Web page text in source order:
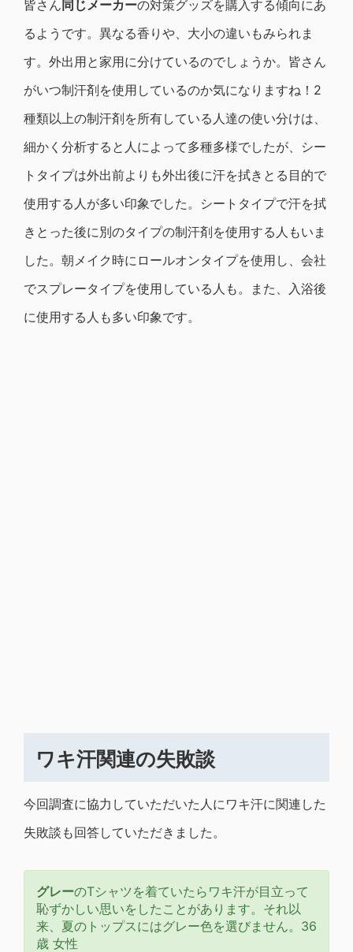
皆さん 同じメーカーの対策グッズを購入する傾向にあ
るようです。異なる香りや、大小の違いもみられま
す。外出用と家用に分けているのでしょうか。皆さん
がいつ制汗剤を使用しているのか気になりますね！2
種類以上の制汗剤を所有している人達の使い分けは、
細かく分析すると人によって多種多様でしたが、シー
トタイプは外出前よりも外出後に汗を拭きとる目的で
使用する人が多い印象でした。シートタイプで汗を拭
きとった後に別のタイプの制汗剤を使用する人もいま
した。朝メイク時にロールオンタイプを使用し、会社
でスプレータイプを使用している人も。また、入浴後
に使用する人も多い印象です。
ワキ汗関連の失敗談
今回調査に協力していただいた人にワキ汗に関連した
失敗談も回答していただきました。
グレーのTシャツを着ていたらワキ汗が目立って
恥ずかしい思いをしたことがあります。それ以
来、夏のトップスにはグレー色を選びません。36
歳 女性